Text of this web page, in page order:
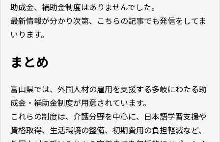
助成金、補助金制度はありませんでした。
最新情報が分かり次第、こちらの記事でも発信をしてま
いります。
まとめ
富山県では、外国人材の雇用を支援する多岐にわたる助
成金・補助金制度が用意されています。
これらの制度は、介護分野を中心に、日本語学習支援や
資格取得、生活環境の整備、初期費用の負担軽減など、